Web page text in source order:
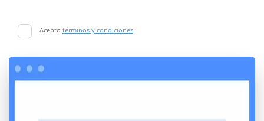
Acepto términos y condiciones